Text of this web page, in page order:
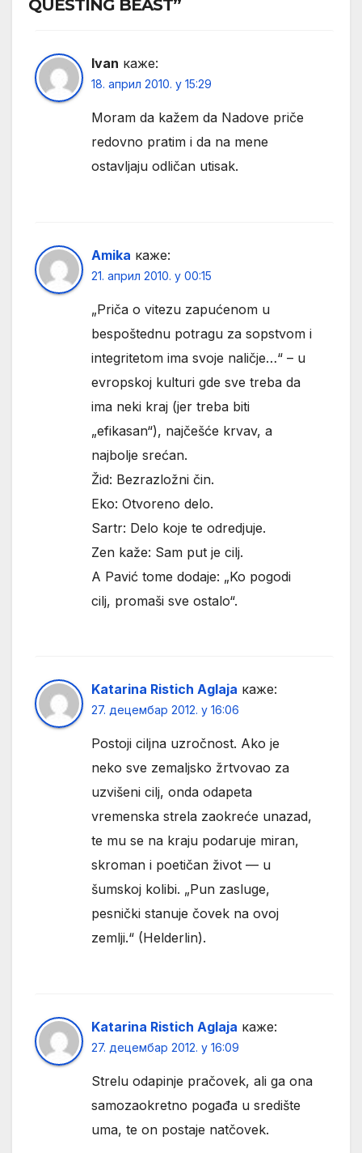
QUESTING BEAST”
Ivan каже:
18. април 2010. у 15:29
Moram da kažem da Nadove priče
redovno pratim i da na mene
ostavljaju odličan utisak.
Amika каже:
21. април 2010. у 00:15
„Priča o vitezu zapućenom u
bespoštednu potragu za sopstvom i
integritetom ima svoje naličje…“ – u
evropskoj kulturi gde sve treba da
ima neki kraj (jer treba biti
„efikasan“), najčešće krvav, a
najbolje srećan.
Žid: Bezrazložni čin.
Eko: Otvoreno delo.
Sartr: Delo koje te odredjuje.
Zen kaže: Sam put je cilj.
A Pavić tome dodaje: „Ko pogodi
cilj, promaši sve ostalo“.
Katarina Ristich Aglaja каже:
27. децембар 2012. у 16:06
Postoji ciljna uzročnost. Ako je
neko sve zemaljsko žrtvovao za
uzvišeni cilj, onda odapeta
vremenska strela zaokreće unazad,
te mu se na kraju podaruje miran,
skroman i poetičan život — u
šumskoj kolibi. „Pun zasluge,
pesnički stanuje čovek na ovoj
zemlji.“ (Helderlin).
Katarina Ristich Aglaja каже:
27. децембар 2012. у 16:09
Strelu odapinje pračovek, ali ga ona
samozaokretno pogađa u središte
uma, te on postaje natčovek.